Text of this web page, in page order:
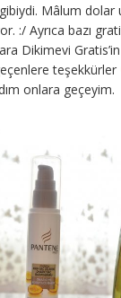
Mâlum dolar
:/ Ayrıca bazı
Dikimevi
teşekkürler
onlara geçeyim.